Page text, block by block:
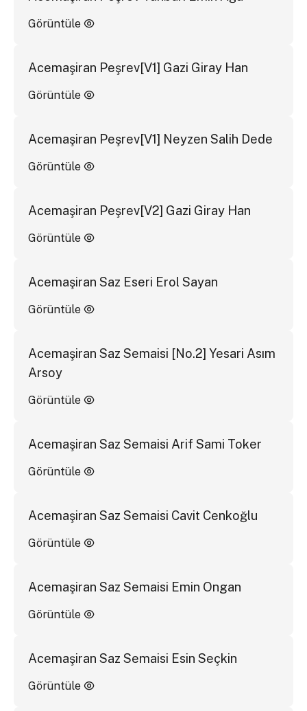
Görüntüle
Acemaşiran Peşrev[V1] Gazi Giray Han
Görüntüle
Acemaşiran Peşrev[V1] Neyzen Salih Dede
Görüntüle
Acemaşiran Peşrev[V2] Gazi Giray Han
Görüntüle
Acemaşiran Saz Eseri Erol Sayan
Görüntüle
Acemaşiran Saz Semaisi [No.2] Yesari Asım
Arsoy
Görüntüle
Acemaşiran Saz Semaisi Arif Sami Toker
Görüntüle
Acemaşiran Saz Semaisi Cavit Cenkoğlu
Görüntüle
Acemaşiran Saz Semaisi Emin Ongan
Görüntüle
Acemaşiran Saz Semaisi Esin Seçkin
Görüntüle